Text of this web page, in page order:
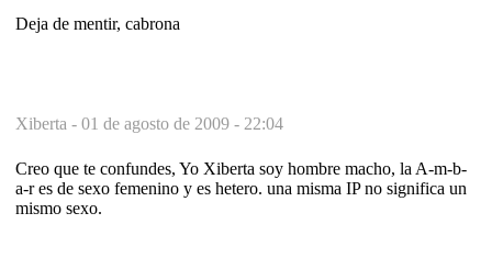
Deja de mentir, cabrona
Xiberta - 01 de agosto de 2009 - 22:04
Creo que te confundes, Yo Xiberta soy hombre macho, la A-m-b-
a-r es de sexo femenino y es hetero. una misma IP no significa un
mismo sexo.